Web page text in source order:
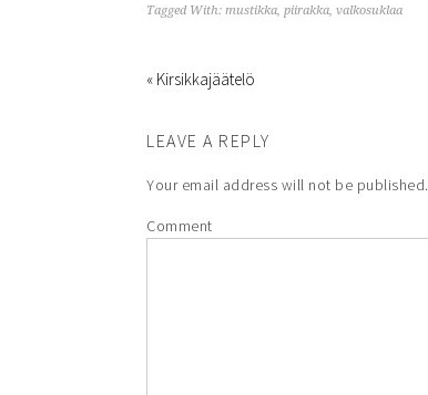
Tagged With: mustikka, piirakka, valkosuklaa
« Kirsikkajäätelö
LEAVE A REPLY
Your email address will not be published.
Comment